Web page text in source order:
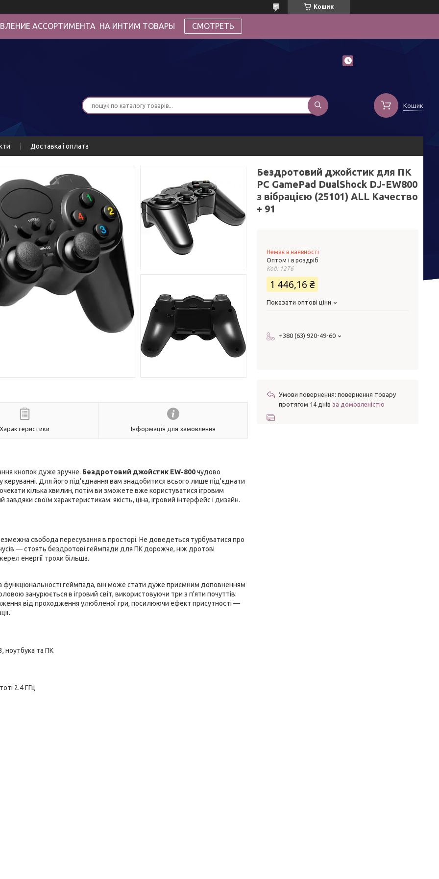
Кошик
АССОРТИМЕНТА НА ИНТИМ ТОВАРЫ СМОТРЕТЬ
Кошик
Доставка і оплата
Характеристики Інформація для замовлення
кнопок дуже зручне. Бездротовий джойстик EW-800чудово
керуванні. Для його під'єднання вам знадобитися всього лише під'єднати
кілька хвилин, потім ви зможете вже користуватися ігровим
своїм характеристикам: якість, ціна, ігровий інтерфейс і дизайн.
свобода пересування в просторі. Не доведеться турбуватися про
— стоять бездротові геймпади для ПК дорожче, ніж дротові
енергії трохи більша.
функціональності геймпада, він може стати дуже приємним доповненням
занурюється в ігровий світ, використовуючи три з п'яти почуттів:
від проходження улюбленої гри, посилюючи ефект присутності —
ноутбука та ПК
2.4 ГГц
Бездротовий джойстик для ПК
PC GamePad DualShock DJ-EW800
з вібрацією (25101) ALL Качество
+ 91
Немає в наявності
Оптом і в роздріб
Код: 1276
1 446,16 ₴
Показати оптові ціни
+380 (63) 920-49-60
повернення товару
протягом 14 днів за домовленістю